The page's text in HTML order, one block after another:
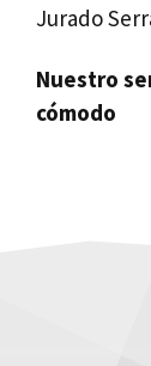
Jurado
Nuestro
cómodo